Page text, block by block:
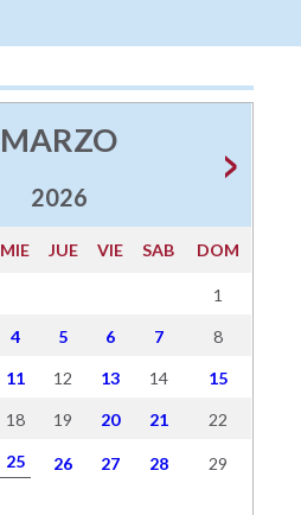
MARZO
2026
MIE JUE VIE SAB DOM
1
4 5 6 7 8
11 12 13 14 15
18 19 20 21 22
25 26 27 28 29